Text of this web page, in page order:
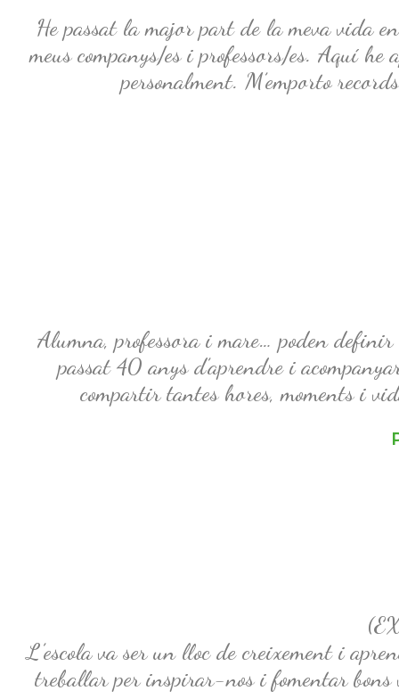
He passat la major part de la meva vida
meus companys/es i professors/es. Aquí
personalment. M’emporto
Alumna, professora i mare… poden
passat 40 anys d’aprendre i
compartir tantes hores, moments i
L’escola va ser un lloc de creixement i
treballar per inspirar-nos i fomentar bons